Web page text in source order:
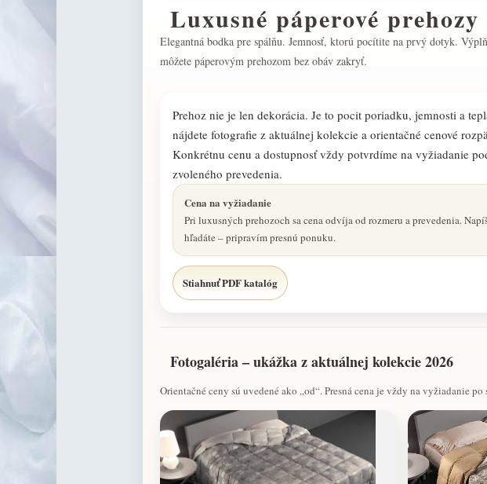
Luxusné páperové prehozy
Elegantná bodka pre spálňu. Jemnosť, ktorú pocítite na prvý dotyk.
môžete páperovým prehozom bez obáv zakryť.
Atmosféra 5★ hotela – u vás doma.
Prehoz zjednotí lôžko počas sekundy a dodá spálni pokojný, luxusný výraz.
Prehoz nie je len dekorácia. Je to pocit poriadku, jemnosti a
nájdete fotografie z aktuálnej kolekcie a orientačné cenové
Konkrétnu cenu a dostupnosť vždy potvrdíme na vyžiadanie
zvoleného prevedenia.
Cena na vyžiadanie
Pri luxusných prehozoch sa cena odvíja od rozmeru a prevedenia.
hľadáte – pripravím presnú ponuku.
Stiahnuť PDF katalóg
Fotogaléria – ukážka z aktuálnej kolekcie 2026
Orientačné ceny sú uvedené ako „od“. Presná cena je vždy na vyžiadanie